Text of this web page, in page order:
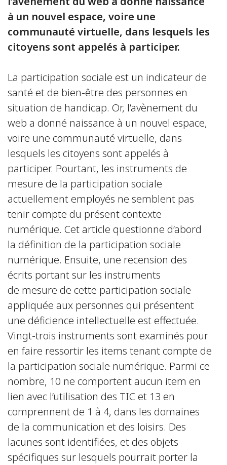
à un nouvel espace, voire une
communauté virtuelle, dans lesquels les
citoyens sont appelés à participer.
La participation sociale est un indicateur de
santé et de bien-être des personnes en
situation de handicap. Or, l’avènement du
web a donné naissance à un nouvel espace,
voire une communauté virtuelle, dans
lesquels les citoyens sont appelés à
participer. Pourtant, les instruments de
mesure de la participation sociale
actuellement employés ne semblent pas
tenir compte du présent contexte
numérique. Cet article questionne d’abord
la définition de la participation sociale
numérique. Ensuite, une recension des
écrits portant sur les instruments
de mesure de cette participation sociale
appliquée aux personnes qui présentent
une déficience intellectuelle est effectuée.
Vingt-trois instruments sont examinés pour
en faire ressortir les items tenant compte de
la participation sociale numérique. Parmi ce
nombre, 10 ne comportent aucun item en
lien avec l’utilisation des TIC et 13 en
comprennent de 1 à 4, dans les domaines
de la communication et des loisirs. Des
lacunes sont identifiées, et des objets
spécifiques sur lesquels pourrait porter la